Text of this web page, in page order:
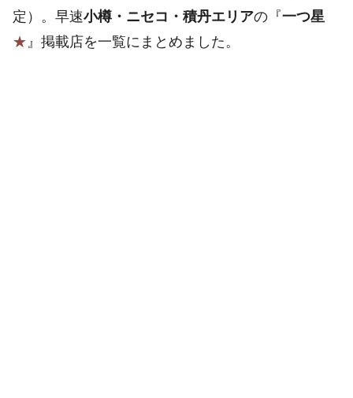
定）。早速小樽・ニセコ・積丹エリアの『一つ星
★ 』掲載店を一覧にまとめました。